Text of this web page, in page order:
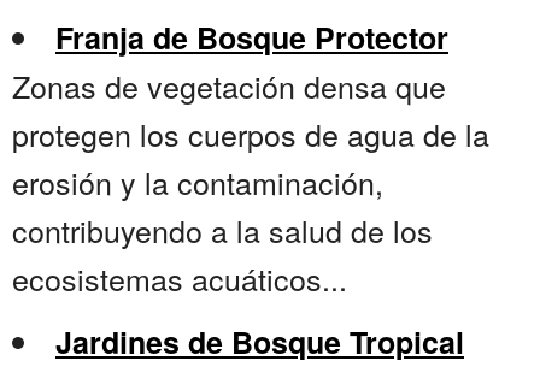
Franja de Bosque Protector
Zonas de vegetación densa que
protegen los cuerpos de agua de la
erosión y la contaminación,
contribuyendo a la salud de los
ecosistemas acuáticos...
Jardines de Bosque Tropical